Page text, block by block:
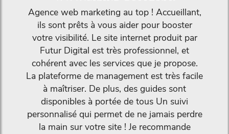
Agence web marketing au top ! Accueillant,
ils sont prêts à vous aider pour booster
votre visibilité. Le site internet produit par
Futur Digital est très professionnel, et
cohérent avec les services que je propose.
La plateforme de management est très facile
à maîtriser. De plus, des guides sont
disponibles à portée de tous Un suivi
personnalisé qui permet de ne jamais perdre
la main sur votre site ! Je recommande